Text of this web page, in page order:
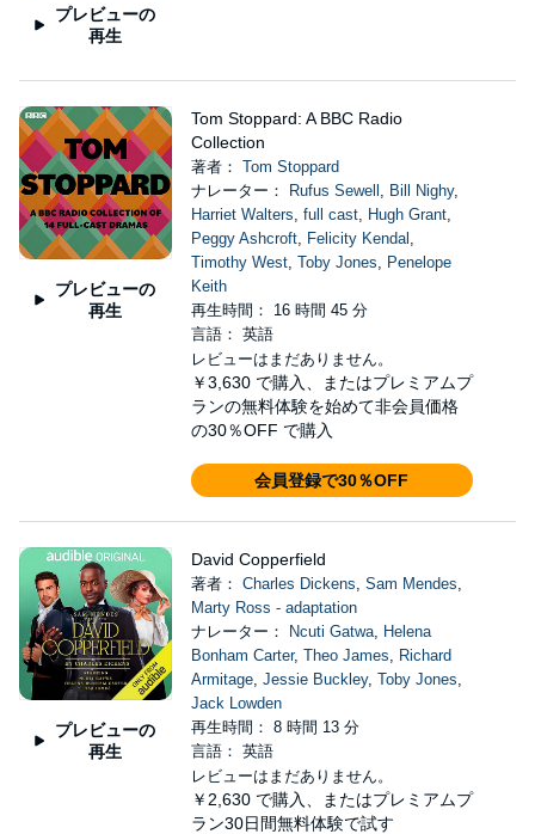
プレビューの
再生
プレビューの
再生
Tom Stoppard: A BBC Radio
Collection
著者： Tom Stoppard
ナレーター：
Rufus Sewell Bill Nighy,
Harriet Walters full cast, Hugh Grant,
Peggy Ashcroft, Felicity Kendal
Timothy West, Toby Jones
Penelope
Keith
再生時間： 16 時間 45 分
言語： 英語
レビューはまだありません。
￥3,630 で購入、またはプレミアムプ
ランの無料体験を始めて非会員価格
の30％OFF で購入
会員登録で30％OFF
プレビューの
再生
David Copperfield
著者： Charles Dickens Sam Mendes
Marty Ross - adaptation
ナレーター：
Ncuti Gatwa,
Helena
Bonham Carter, Theo James
Richard
Armitage, Jessie Buckley, Toby Jones
Jack Lowden
再生時間： 8 時間 13 分
言語： 英語
レビューはまだありません。
￥2,630 で購入、またはプレミアムプ
ラン30日間無料体験で試す